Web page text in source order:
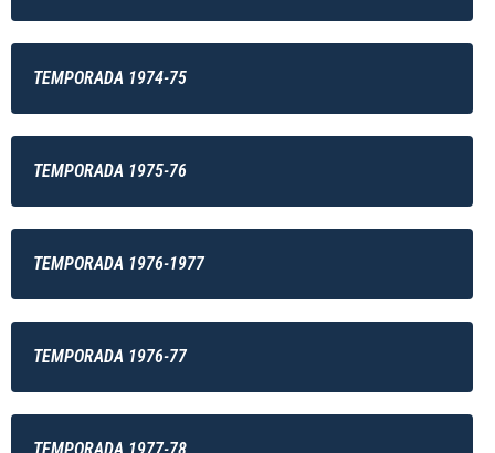
TEMPORADA 1974-75
TEMPORADA 1975-76
TEMPORADA 1976-1977
TEMPORADA 1976-77